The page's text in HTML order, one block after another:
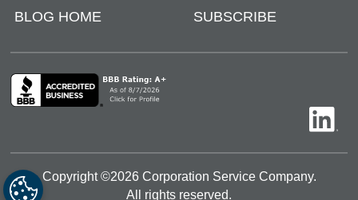
BLOG HOME
SUBSCRIBE
Copyright ©2026Corporation Service Company.
All rights reserved.